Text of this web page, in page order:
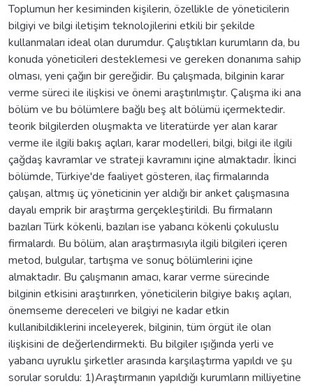
Toplumun her kesiminden kişilerin, özellikle de yöneticilerin
bilgiyi ve bilgi iletişim teknolojilerini etkili bir şekilde
kullanmaları ideal olan durumdur. Çalıştıkları kurumların da, bu
konuda yöneticileri desteklemesi ve gereken donanıma sahip
olması, yeni çağın bir gereğidir. Bu çalışmada, bilginin karar
verme süreci ile ilişkisi ve önemi araştırılmıştır. Çalışma iki ana
bölüm ve bu bölümlere bağlı beş alt bölümü içermektedir.
teorik bilgilerden oluşmakta ve literatürde yer alan karar
verme ile ilgili bakış açıları, karar modelleri, bilgi, bilgi ile ilgili
çağdaş kavramlar ve strateji kavramını içine almaktadır. İkinci
bölümde, Türkiye'de faaliyet gösteren, ilaç firmalarında
çalışan, altmış üç yöneticinin yer aldığı bir anket çalışmasına
dayalı emprik bir araştırma gerçekleştirildi. Bu firmaların
bazıları Türk kökenli, bazıları ise yabancı kökenli çokuluslu
firmalardı. Bu bölüm, alan araştırmasıyla ilgili bilgileri içeren
metod, bulgular, tartışma ve sonuç bölümlerini içine
almaktadır. Bu çalışmanın amacı, karar verme sürecinde
bilginin etkisini araştıırırken, yöneticilerin bilgiye bakış açıları,
önemseme dereceleri ve bilgiyi ne kadar etkin
kullanibildiklerini inceleyerek, bilginin, tüm örgüt ile olan
ilişkisini de değerlendirmekti. Bu bilgiler ışığında yerli ve
yabancı uyruklu şirketler arasında karşılaştırma yapıldı ve şu
sorular soruldu: 1)Araştırmanın yapıldığı kurumların milliyetine